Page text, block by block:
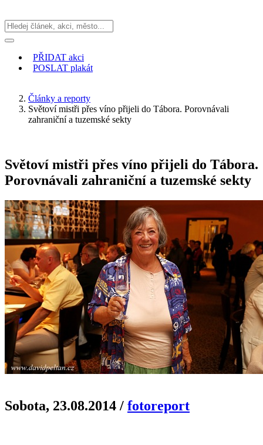
PŘIDAT akci
POSLAT plakát
Články a reporty
Světoví mistři přes víno přijeli do Tábora. Porovnávali
zahraniční a tuzemské sekty
Světoví mistři přes víno přijeli do Tábora.
Porovnávali zahraniční a tuzemské sekty
Sobota, 23.08.2014 / fotoreport